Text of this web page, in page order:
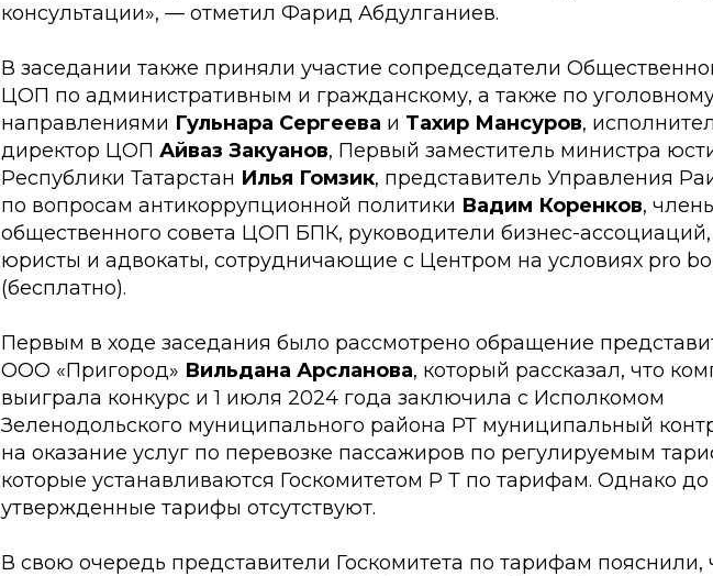
консультации», — отметил Фарид Абдулганиев.
В заседании также приняли участие сопредседатели
ЦОП по административным и гражданскому, а также по
направлениями Гульнара Сергеева и Тахир Мансуров,
директор ЦОП Айваз Закуанов, Первый заместитель министра
Республики Татарстан Илья Гомзик, представитель Управления
по вопросам антикоррупционной политики Вадим Коренков,
общественного совета ЦОП БПК, руководители бизнес-
юристы и адвокаты, сотрудничающие с Центром на условиях pro
(бесплатно).
Первым в ходе заседания было рассмотрено обращение
ООО «Пригород» Вильдана Арсланова, который рассказал, что
выиграла конкурс и 1 июля 2024 года заключила с Исполкомом
Зеленодольского муниципального района РТ муниципальный
на оказание услуг по перевозке пассажиров по регулируемым
которые устанавливаются Госкомитетом Р Т по тарифам. Однако до
утвержденные тарифы отсутствуют.
В свою очередь представители Госкомитета по тарифам пояснили,